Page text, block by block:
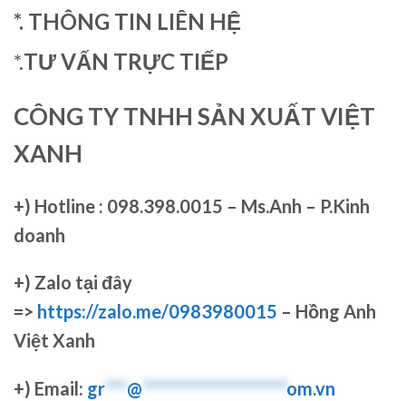
*. THÔNG TIN LIÊN HỆ
*.TƯ VẤN TRỰC TIẾP
CÔNG TY TNHH SẢN XUẤT VIỆT
XANH
+) Hotline : 098.398.0015 – Ms.Anh – P.Kinh
doanh
+) Zalo tại đây
=> https://zalo.me/0983980015 – Hồng Anh
Việt Xanh
+) Email: gr***@********************om.vn